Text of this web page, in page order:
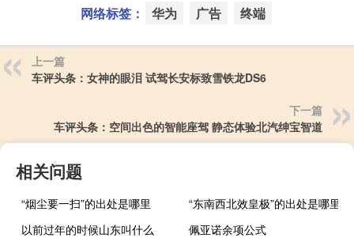
网络标签： 华为 广告 终端
上一篇
车评头条：女神的眼泪 试驾长安标致雪铁龙DS6
下一篇
车评头条：空间出色的智能座驾 静态体验北汽绅宝智道
相关问题
“烟尘要一扫”的出处是哪里
“东南西北效皇极”的出处是哪里
以前过年的时候山东叫什么
佩亚诺余项公式